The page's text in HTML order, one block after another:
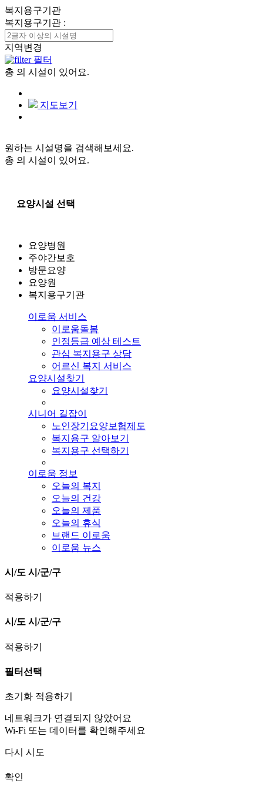
복지용구기관
복지용구기관 :
지역변경
필터
총 의 시설이 있어요.
지도보기
원하는 시설명을 검색해보세요.
총 의 시설이 있어요.
요양시설 선택
요양병원
주야간보호
방문요양
요양원
복지용구기관
이로움 서비스
이로움돌봄
인정등급 예상 테스트
관심 복지용구 상담
어르신 복지 서비스
요양시설찾기
요양시설찾기
시니어 길잡이
노인장기요양보험제도
복지용구 알아보기
복지용구 선택하기
이로움 정보
오늘의 복지
오늘의 건강
오늘의 제품
오늘의 휴식
브랜드 이로움
이로움 뉴스
시/도 시/군/구
적용하기
시/도 시/군/구
적용하기
필터선택
초기화 적용하기
네트워크가 연결되지 않았어요
Wi-Fi 또는 데이터를 확인해주세요
다시 시도
확인